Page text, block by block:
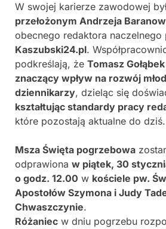
W swojej karierze zawodowej
przełożonym Andrzeja
obecnego redaktora naczelnego
Kaszubski24.pl.
podkreślają, że Tomasz Gołąbek
znaczący wpływ na rozwój
dziennikarzy, dzieląc się
kształtując standardy pracy
które pozostają aktualne do dziś.
Msza Święta pogrzebowa
odprawiona w piątek, 30
o godz. 12.00 w kościele pw.
Apostołów Szymona i Judy
Chwaszczynie.
Różaniec w dniu pogrzebu